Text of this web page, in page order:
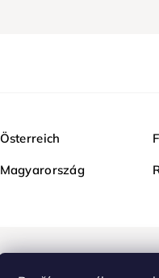
Österreich
Magyarország